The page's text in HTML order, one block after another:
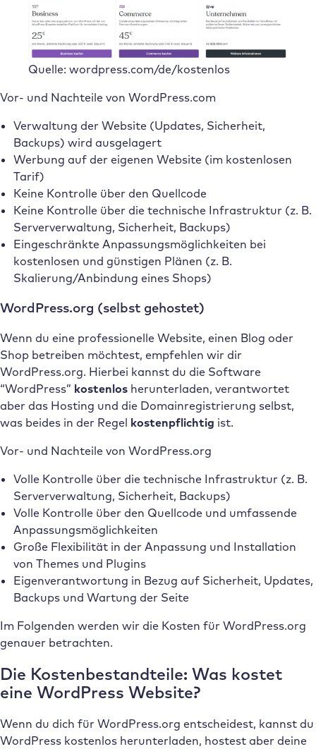
Quelle: wordpress.com/de/kostenlos
Vor- und Nachteile von WordPress.com
Verwaltung der Website (Updates, Sicherheit,
Backups) wird ausgelagert
Werbung auf der eigenen Website (im kostenlosen
Tarif)
Keine Kontrolle über den Quellcode
Keine Kontrolle über die technische Infrastruktur (z. B.
Serververwaltung, Sicherheit, Backups)
Eingeschränkte Anpassungsmöglichkeiten bei
kostenlosen und günstigen Plänen (z. B.
Skalierung/Anbindung eines Shops)
WordPress.org (selbst gehostet)
Wenn du eine professionelle Website, einen Blog oder
Shop betreiben möchtest, empfehlen wir dir
WordPress.org. Hierbei kannst du die Software
“WordPress” kostenlos herunterladen, verantwortet
aber das Hosting und die Domainregistrierung selbst,
was beides in der Regel kostenpflichtig ist.
Vor- und Nachteile von WordPress.org
Volle Kontrolle über die technische Infrastruktur (z. B.
Serververwaltung, Sicherheit, Backups)
Volle Kontrolle über den Quellcode und umfassende
Anpassungsmöglichkeiten
Große Flexibilität in der Anpassung und Installation
von Themes und Plugins
Eigenverantwortung in Bezug auf Sicherheit, Updates,
Backups und Wartung der Seite
Im Folgenden werden wir die Kosten für WordPress.org
genauer betrachten.
Die Kostenbestandteile: Was kostet
eine WordPress Website?
Wenn du dich für WordPress.org entscheidest, kannst du
WordPress kostenlos herunterladen, hostest aber deine